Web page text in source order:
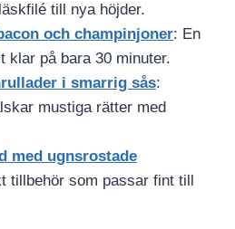
till nya höjder.
och champinjoner: En
klar på bara 30 minuter.
i smarrig sås:
mustiga rätter med
med ugnsrostade
tillbehör som passar fint till